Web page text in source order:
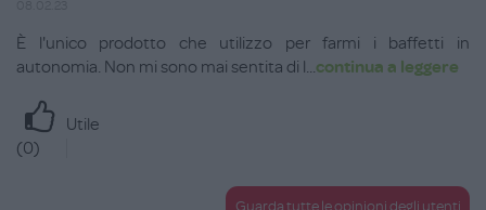
È l'unico prodotto che utilizzo per farmi i baffetti in
autonomia. Non mi sono mai sentita di l...continua a leggere
Utile
(0)
Guarda tutte le opinioni degli utenti